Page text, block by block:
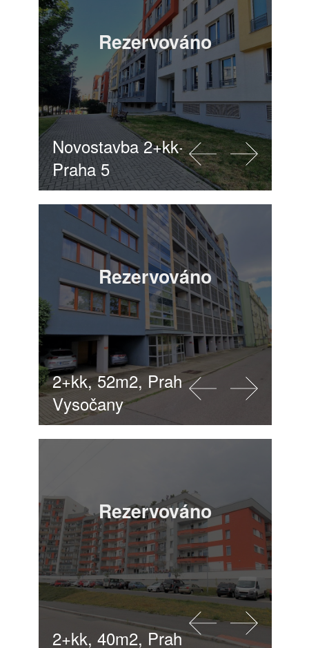
Rezervováno
Novostavba 2+kk+G, 60m2,
Praha 5
Rezervováno
2+kk, 52m2, Praha 9 -
Vysočany
Rezervováno
2+kk, 40m2, Praha 9